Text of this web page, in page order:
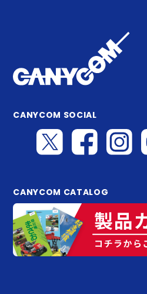
CANYCOM SOCIAL
CANYCOM CATALOG